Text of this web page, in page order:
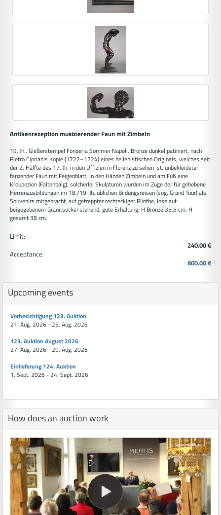
Antikenrezeption musizierender Faun mit Zimbeln
19. Jh., Gießerstempel Fonderia Sommer Napoli, Bronze dunkel patiniert, nach
Pietro Ciprianis Kopie (1722–1724) eines hellenistischen Originals, welches seit
der 2. Hälfte des 17. Jh. in den Uffizien in Florenz zu sehen ist, unbekleideter
tanzender Faun mit Feigenblatt, in den Händen Zimbeln und am Fuß eine
Kroupezion (Faltenbalg), solcherlei Skulpturen wurden im Zuge der für gehobene
Herrenausbildungen im 18./19. Jh. üblichen Bildungsreisen (sog. Grand Tour) als
Souvenirs mitgebracht, auf getreppter rechteckiger Plinthe, lose auf
beigegebenem Granitsockel stehend, gute Erhaltung, H Bronze 35,5 cm, H
gesamt 38 cm.
Limit:
240.00 €
Acceptance:
800.00 €
Upcoming events
Vorbesichtigung 123. Auktion
21. Aug. 2026 - 25. Aug. 2026
123. Auktion August 2026
27. Aug. 2026 - 29. Aug. 2026
Einlieferung 124. Auktion
1. Sept. 2026 - 24. Sept. 2026
How does an auction work